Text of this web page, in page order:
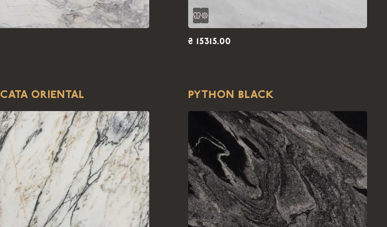
₴ 15315.00
ORIENTAL PYTHON BLACK